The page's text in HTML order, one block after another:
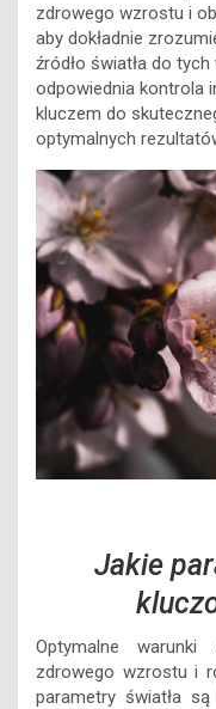
zdrowego wzrostu i
aby dokładnie
źródło światła do
odpowiednia kontrola
kluczem do
optymalnych
Jakie
Optymalne
zdrowego wzrostu i
parametry światła